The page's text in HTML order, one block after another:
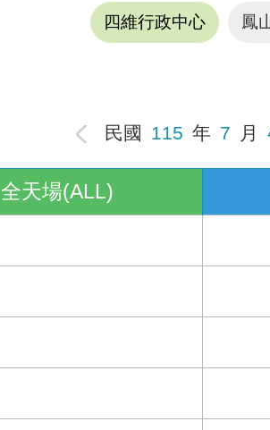
四維行政中心 鳳
民國 115 年 7 月
全天場(ALL)